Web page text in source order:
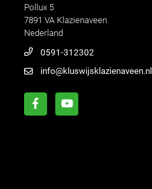
Pollux 5
7891 VA Klazienaveen
Nederland
0591-312302
info@kluswijsklazienaveen.nl